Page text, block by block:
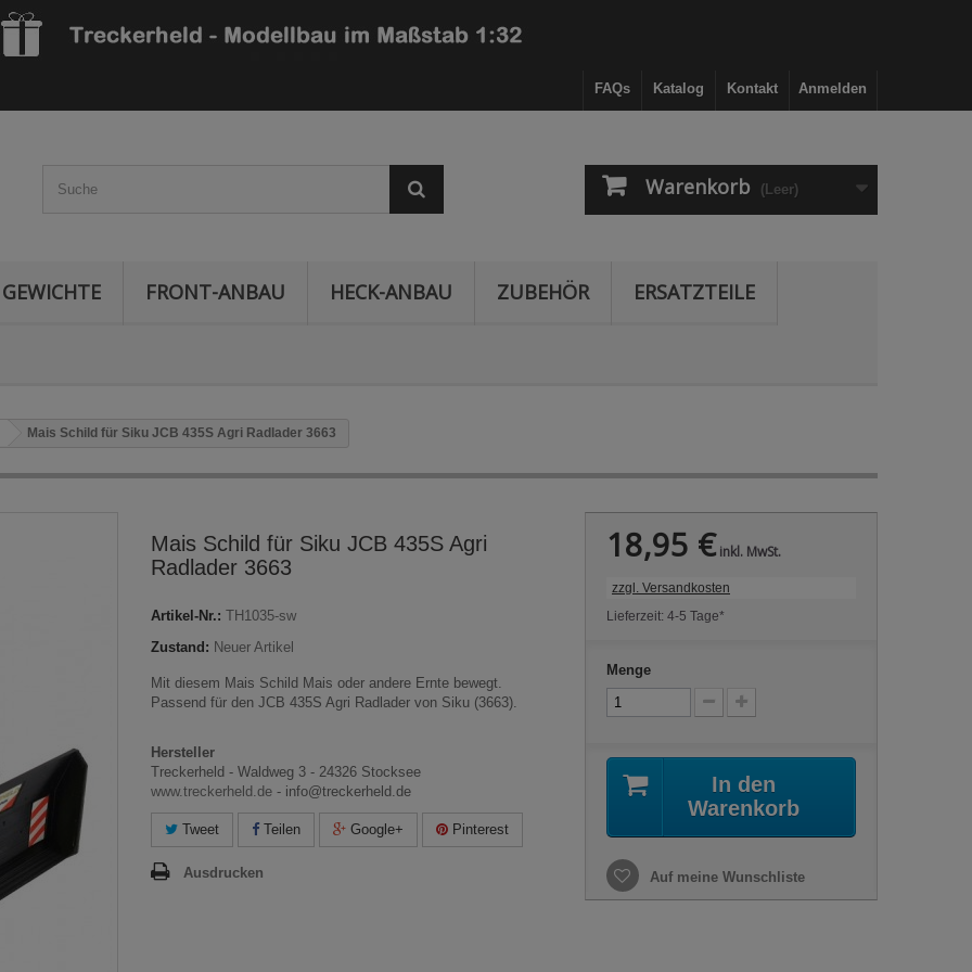
Anmelden
Kontakt
Katalog
FAQs
Warenkorb (Leer)
GEWICHTE FRONT-ANBAU HECK-ANBAU ZUBEHÖR ERSATZTEILE
Mais Schild für Siku JCB 435S Agri Radlader 3663
Mais Schild für Siku JCB 435S Agri
Radlader 3663
Artikel-Nr.: TH1035-sw
Zustand: Neuer Artikel
Mit diesem Mais Schild Mais oder andere Ernte bewegt.
Passend für den JCB 435S Agri Radlader von Siku (3663).
Hersteller
Treckerheld - Waldweg 3 - 24326 Stocksee
www.treckerheld.de - info@treckerheld.de
Tweet Teilen Google+ Pinterest
Ausdrucken
18,95 €inkl. MwSt.
zzgl. Versandkosten
Lieferzeit: 4-5 Tage*
Menge
In den
Warenkorb
Auf meine Wunschliste